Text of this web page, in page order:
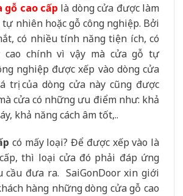
gỗ cao cấp là dòng cửa được làm
nhiên hoặc gỗ công nghiệp. Bởi
có nhiều tính năng tiện ích, có
cao chính vì vậy mà cửa gỗ tự
nghiệp được xếp vào dòng cửa
trị của dòng cửa này cũng được
cửa có những ưu điểm như: khả
khả năng cách âm tốt,..
có mấy loại? Để được xếp vào là
thì loại cửa đó phải đáp ứng
cầu đưa ra. SaiGonDoor xin giới
hàng những dòng cửa gỗ cao